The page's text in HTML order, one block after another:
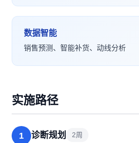
数据智能
销售预测、智能补货、动线分析
实施路径
1 诊断规划 2周